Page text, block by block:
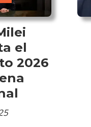
el
2026